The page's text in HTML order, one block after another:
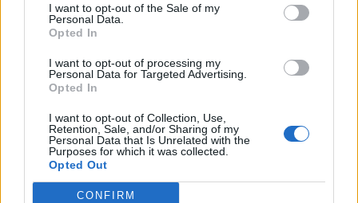
I want to opt-out of the Sale of my
Personal Data.
Opted In
I want to opt-out of processing my
Personal Data for Targeted Advertising.
Opted In
I want to opt-out of Collection, Use,
Retention, Sale, and/or Sharing of my
Personal Data that Is Unrelated with the
Purposes for which it was collected.
Opted Out
CONFIRM
13/11/2011
Marrazzo: "Non è vero Riano
09/10/2011
Cotral Patrimonio Ambrosi si è